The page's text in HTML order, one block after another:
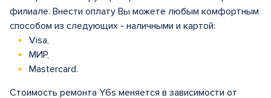
филиале. Внести оплату Вы можете любым комфортным
способом из следующих - наличными и картой:
Visa,
МИР,
Mastercard.
Стоимость ремонта Y6s меняется в зависимости от